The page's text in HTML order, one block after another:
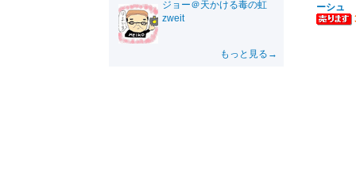
ジョー＠天かける毒の虹
zweit
もっと見る→
ーシュ